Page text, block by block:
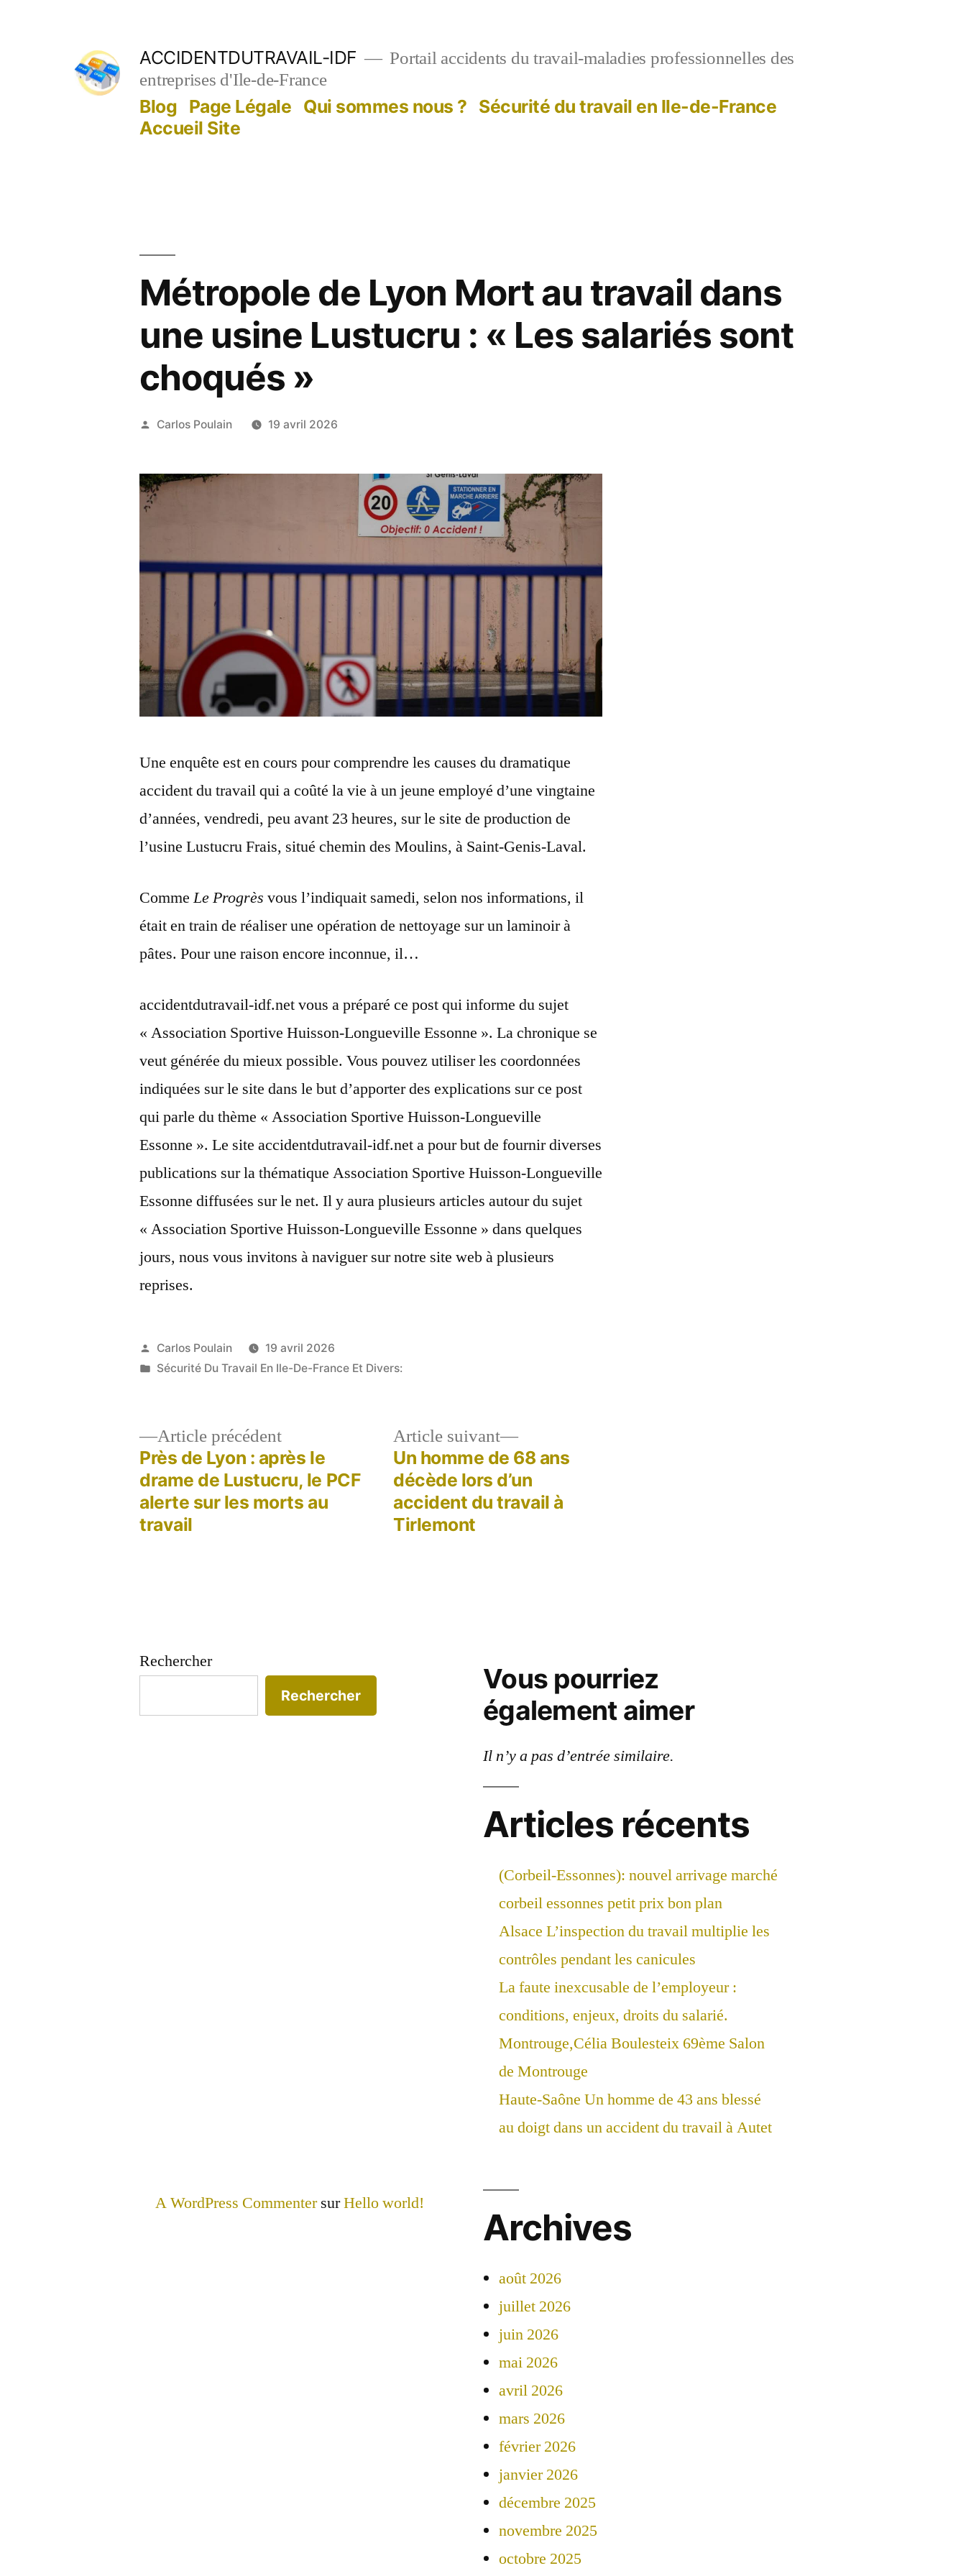
ACCIDENTDUTRAVAIL-IDF
Portail accidents du travail-maladies professionnelles des
entreprises d'Ile-de-France
Blog Page Légale Qui sommes nous ? Sécurité du travail en Ile-de-France
Accueil Site
Métropole de Lyon Mort au travail dans
une usine Lustucru : « Les salariés sont
choqués »
Publié
Carlos Poulain 19 avril 2026
Une enquête est en cours pour comprendre les causes du dramatique
accident du travail qui a coûté la vie à un jeune employé d’une vingtaine
d’années, vendredi, peu avant 23 heures, sur le site de production de
l’usine Lustucru Frais, situé chemin des Moulins, à Saint-Genis-Laval.
CommeLe Progrès vous l’indiquait samedi, selon nos informations, il
était en train de réaliser une opération de nettoyage sur un laminoir à
pâtes. Pour une raison encore inconnue, il…
accidentdutravail-idf.net vous a préparé ce post qui informe du sujet
« Association Sportive Huisson-Longueville Essonne ». La chronique se
veut générée du mieux possible. Vous pouvez utiliser les coordonnées
indiquées sur le site dans le but d’apporter des explications sur ce post
qui parle du thème « Association Sportive Huisson-Longueville
Essonne ». Le site accidentdutravail-idf.net a pour but de fournir diverses
publications sur la thématique Association Sportive Huisson-Longueville
Essonne diffusées sur le net. Il y aura plusieurs articles autour du sujet
« Association Sportive Huisson-Longueville Essonne » dans quelques
jours, nous vous invitons à naviguer sur notre site web à plusieurs
reprises.
Publié
par
Carlos Poulain
19 avril 2026
Publié
Sécurité Du Travail En Ile-De-France Et Divers:
Navigation
Article précédentArticle
précédent :
Près de Lyon : après le
drame de Lustucru, le PCF
alerte sur les morts au
travail
Article suivant
Article
suivant :
Un homme de 68 ans
décède lors d’un
accident du travail à
Tirlemont
Rechercher
Rechercher
Vous pourriez
également aimer
Il n’y a pas d’entrée similaire.
Articles récents
(Corbeil-Essonnes): nouvel arrivage marché
corbeil essonnes petit prix bon plan
Alsace L’inspection du travail multiplie les
contrôles pendant les canicules
La faute inexcusable de l’employeur :
conditions, enjeux, droits du salarié.
Montrouge,Célia Boulesteix 69ème Salon
de Montrouge
Haute-Saône Un homme de 43 ans blessé
au doigt dans un accident du travail à Autet
A WordPress CommentersurHello world!
Archives
août 2026
juillet 2026
juin 2026
mai 2026
avril 2026
mars 2026
février 2026
janvier 2026
décembre 2025
novembre 2025
octobre 2025